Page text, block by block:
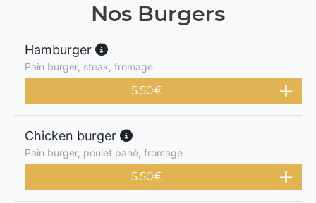
Nos Burgers
Hamburger
Pain burger, steak, fromage
5.50€
Chicken burger
Pain burger, poulet pané, fromage
5.50€